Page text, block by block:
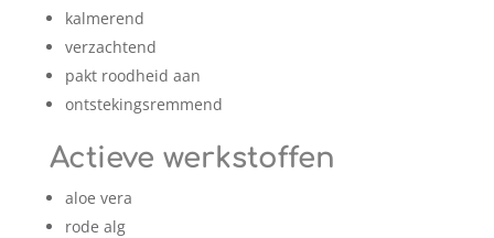
kalmerend
verzachtend
pakt roodheid aan
ontstekingsremmend
Actieve werkstoffen
aloe vera
rode alg